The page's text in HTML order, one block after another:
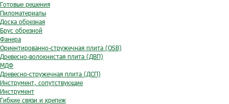
Готовые решения
Пиломатериалы
Доска обрезная
Брус обрезной
Фанера
Ориентированно-стружечная плита (OSB)
Древесно-волокнистая плита (ДВП)
МДФ
Древесно-стружечная плита (ДСП)
Инструмент, сопутствующие
Инструмент
Гибкие связи и крепеж